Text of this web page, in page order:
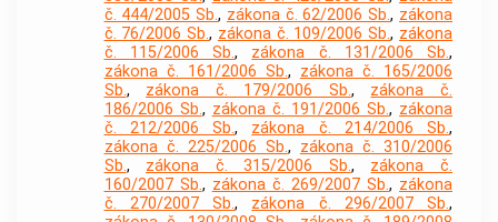
č. 444/2005 Sb., zákona č. 62/2006 Sb., zákona
č. 76/2006 Sb., zákona č. 109/2006 Sb., zákona
č. 115/2006 Sb., zákona č. 131/2006 Sb.,
zákona č. 161/2006 Sb., zákona č. 165/2006
Sb., zákona č. 179/2006 Sb., zákona č.
186/2006 Sb., zákona č. 191/2006 Sb., zákona
č. 212/2006 Sb., zákona č. 214/2006 Sb.,
zákona č. 225/2006 Sb., zákona č. 310/2006
Sb., zákona č. 315/2006 Sb., zákona č.
160/2007 Sb., zákona č. 269/2007 Sb., zákona
č. 270/2007 Sb., zákona č. 296/2007 Sb.,